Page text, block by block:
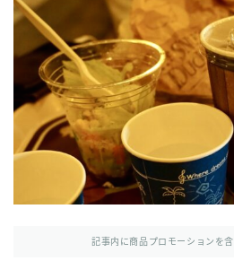
雑記
お問い合わせ
記事内に商品プロモーションを